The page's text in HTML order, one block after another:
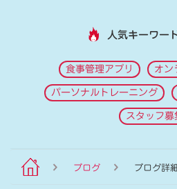
人気キーワー
食事管理アプリ オン
パーソナルトレーニング
スタッフ募
ブログ ブログ詳